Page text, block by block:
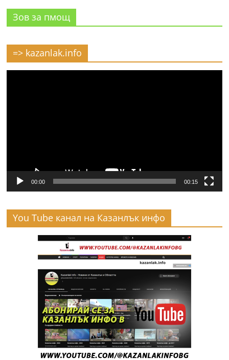
Зов за пмощ
=> kazanlak.info
00:00 00:15
You Tube канал на Казанлък инфо